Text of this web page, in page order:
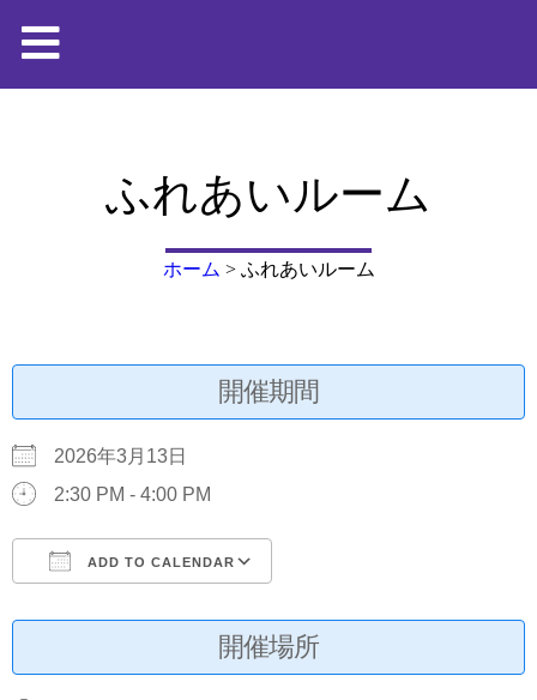
ふれあいルーム
ホーム > ふれあいルーム
開催期間
2026年3月13日
2:30 PM - 4:00 PM
ADD TO CALENDAR
開催場所